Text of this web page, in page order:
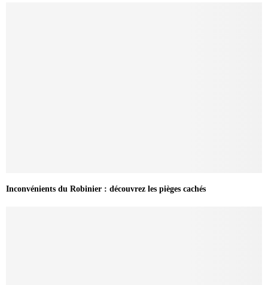
Inconvénients du Robinier : découvrez les pièges cachés